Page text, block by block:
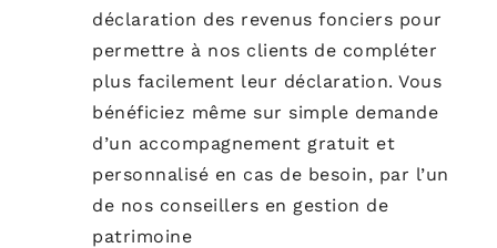
déclaration des revenus fonciers pour
permettre à nos clients de compléter
plus facilement leur déclaration. Vous
bénéficiez même sur simple demande
d’un accompagnement gratuit et
personnalisé en cas de besoin, par l’un
de nos conseillers en gestion de
patrimoine